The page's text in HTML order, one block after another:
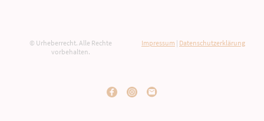
© Urheberrecht. Alle Rechte
vorbehalten.
Impressum | Datenschutzerklärung